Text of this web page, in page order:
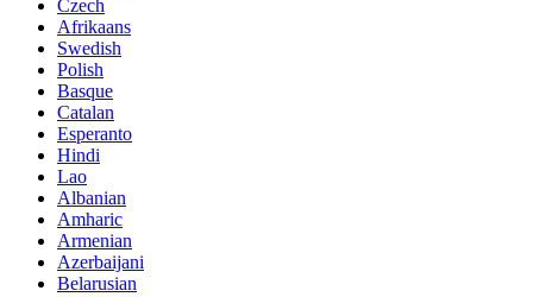
Czech
Afrikaans
Swedish
Polish
Basque
Catalan
Esperanto
Hindi
Lao
Albanian
Amharic
Armenian
Azerbaijani
Belarusian